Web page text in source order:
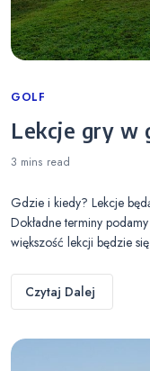
Categories
GOLF
Lekcje gry w
3 mins read
Gdzie i kiedy? Lekcje
Dokładne terminy
większość lekcji będzie
Czytaj Dalej